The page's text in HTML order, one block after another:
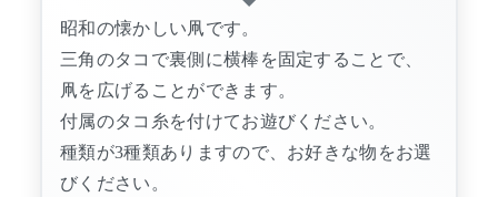
昭和の懐かしい凧です。
三角のタコで裏側に横棒を固定することで、
凧を広げることができます。
付属のタコ糸を付けてお遊びください。
種類が3種類ありますので、お好きな物をお選
びください。